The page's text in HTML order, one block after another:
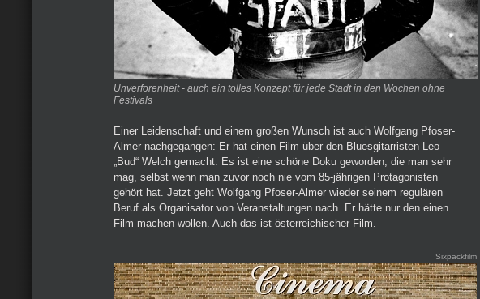
Unverforenheit - auch ein tolles Konzept für jede Stadt in den Wochen ohne
Festivals
Einer Leidenschaft und einem großen Wunsch ist auch Wolfgang Pfoser-
Almer nachgegangen: Er hat einen Film über den Bluesgitarristen Leo
„Bud“ Welch gemacht. Es ist eine schöne Doku geworden, die man sehr
mag, selbst wenn man zuvor noch nie vom 85-jährigen Protagonisten
gehört hat. Jetzt geht Wolfgang Pfoser-Almer wieder seinem regulären
Beruf als Organisator von Veranstaltungen nach. Er hätte nur den einen
Film machen wollen. Auch das ist österreichischer Film.
Sixpackfilm